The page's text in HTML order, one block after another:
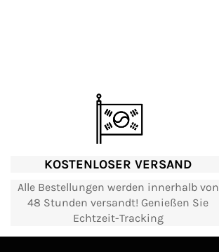
KOSTENLOSER VERSAND
Alle Bestellungen werden innerhalb von
48 Stunden versandt! Genießen Sie
Echtzeit-Tracking